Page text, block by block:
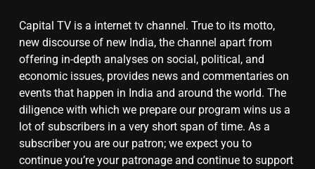
8
चुनाव से पहले लालू परिवार पर बड़ा झटका,
दिल्ली कोर्ट ने IRCTC घोटाले में आरोप
तय किए
Capital TV is a internet tv channel. True to its motto,
new discourse of new India, the channel apart from
offering in-depth analyses on social, political, and
economic issues, provides news and commentaries on
events that happen in India and around the world. The
diligence with which we prepare our program wins us a
lot of subscribers in a very short span of time. As a
subscriber you are our patron; we expect you to
continue you’re your patronage and continue to support